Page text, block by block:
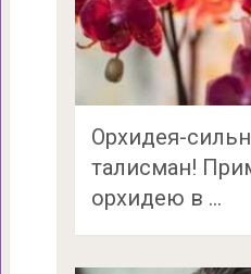
Орхидея-
талисман!
орхидею в …